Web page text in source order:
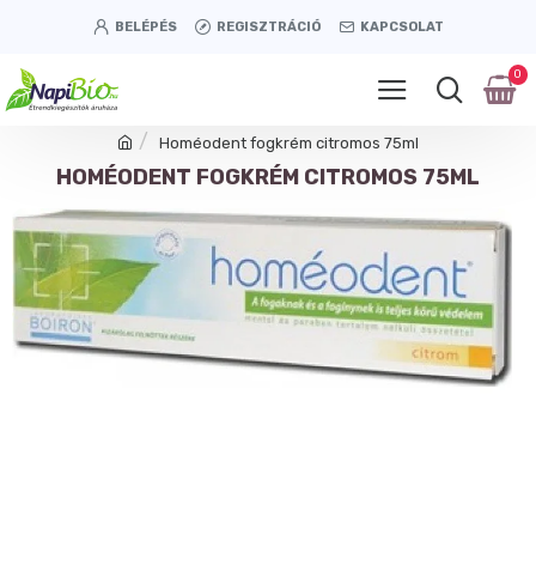
BELÉPÉS REGISZTRÁCIÓ KAPCSOLAT
0
Homéodent fogkrém citromos 75ml
HOMÉODENT FOGKRÉM CITROMOS 75ML